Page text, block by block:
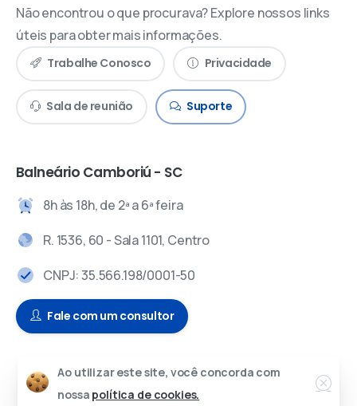
Não encontrou o que procurava? Explore nossos links
úteis para obter mais informações.
Trabalhe Conosco Privacidade
Sala de reunião Suporte
Balneário Camboriú - SC
8h às 18h, de 2ª a 6ª feira
R. 1536, 60 - Sala 1101, Centro
CNPJ: 35.566.198/0001-50
Fale com um consultor
Ao utilizar este site, você concorda com
nossa política de cookies.